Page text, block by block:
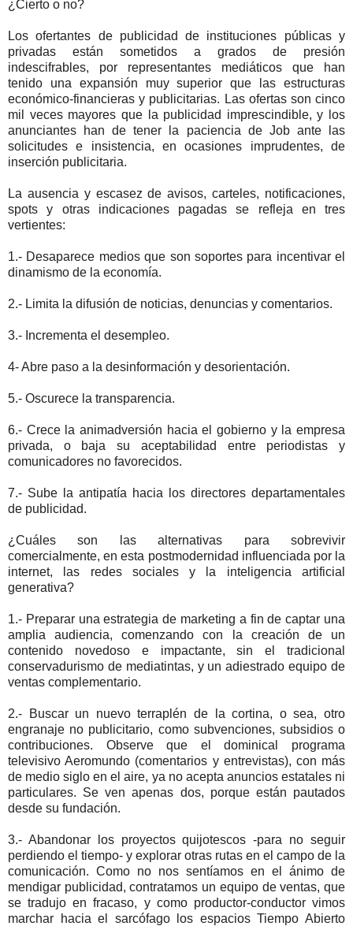
¿Cierto o no?
Los ofertantes de publicidad de instituciones públicas y
privadas están sometidos a grados de presión
indescifrables, por representantes mediáticos que han
tenido una expansión muy superior que las estructuras
económico-financieras y publicitarias. Las ofertas son cinco
mil veces mayores que la publicidad imprescindible, y los
anunciantes han de tener la paciencia de Job ante las
solicitudes e insistencia, en ocasiones imprudentes, de
inserción publicitaria.
La ausencia y escasez de avisos, carteles, notificaciones,
spots y otras indicaciones pagadas se refleja en tres
vertientes:
1.- Desaparece medios que son soportes para incentivar el
dinamismo de la economía.
2.- Limita la difusión de noticias, denuncias y comentarios.
3.- Incrementa el desempleo.
4- Abre paso a la desinformación y desorientación.
5.- Oscurece la transparencia.
6.- Crece la animadversión hacia el gobierno y la empresa
privada, o baja su aceptabilidad entre periodistas y
comunicadores no favorecidos.
7.- Sube la antipatía hacia los directores departamentales
de publicidad.
¿Cuáles son las alternativas para sobrevivir
comercialmente, en esta postmodernidad influenciada por la
internet, las redes sociales y la inteligencia artificial
generativa?
1.- Preparar una estrategia de marketing a fin de captar una
amplia audiencia, comenzando con la creación de un
contenido novedoso e impactante, sin el tradicional
conservadurismo de mediatintas, y un adiestrado equipo de
ventas complementario.
2.- Buscar un nuevo terraplén de la cortina, o sea, otro
engranaje no publicitario, como subvenciones, subsidios o
contribuciones. Observe que el dominical programa
televisivo Aeromundo (comentarios y entrevistas), con más
de medio siglo en el aire, ya no acepta anuncios estatales ni
particulares. Se ven apenas dos, porque están pautados
desde su fundación.
3.- Abandonar los proyectos quijotescos -para no seguir
perdiendo el tiempo- y explorar otras rutas en el campo de la
comunicación. Como no nos sentíamos en el ánimo de
mendigar publicidad, contratamos un equipo de ventas, que
se tradujo en fracaso, y como productor-conductor vimos
marchar hacia el sarcófago los espacios Tiempo Abierto